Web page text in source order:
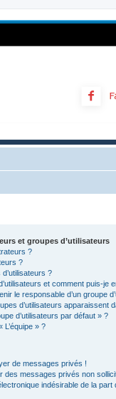
et groupes d’utilisateurs
?
?
?
et comment puis-je
le responsable d’un groupe
d’utilisateurs apparaissent
d’utilisateurs par défaut » ?
L’équipe » ?
de messages privés !
des messages privés non
indésirable de la part